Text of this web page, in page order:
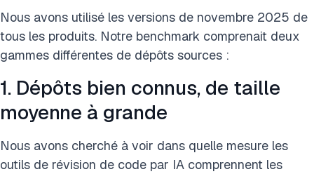
Nous avons utilisé les versions de novembre 2025 de
tous les produits. Notre benchmark comprenait deux
gammes différentes de dépôts sources :
1. Dépôts bien connus, de taille
moyenne à grande
Nous avons cherché à voir dans quelle mesure les
outils de révision de code par IA comprennent les